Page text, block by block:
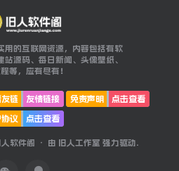
用的互联网资源，内容包括有软
源码、每日新闻、头像壁纸、
等，应有尽有！
链 友情链接 免责声明
点击查看
议
点击查看
人软件阁 · 由 旧人工作室 强力驱动.